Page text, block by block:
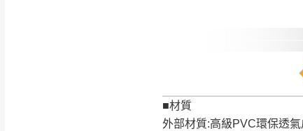
■材質
外部材質:高級PVC環保透氣
彰化
非因本公司
狀態與完整
台北市、新
本公司部份
為因素導致
到貨7日內為